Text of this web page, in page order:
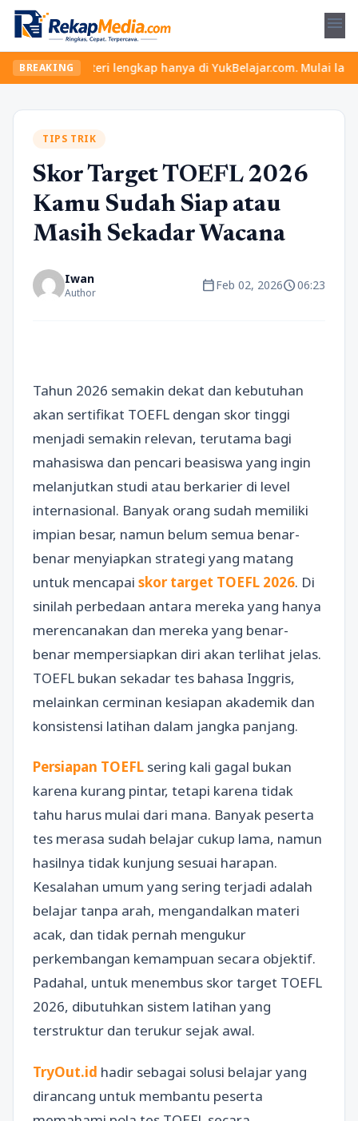
menu
BREAKING
dan materi lengkap hanya di YukBelajar.com. Mulai
TIPS TRIK
Skor Target TOEFL 2026
Kamu Sudah Siap atau
Masih Sekadar Wacana
Iwan
Author calendar_todayFeb 02, 2026schedule06:23
Tahun 2026 semakin dekat dan kebutuhan
akan sertifikat TOEFL dengan skor tinggi
menjadi semakin relevan, terutama bagi
mahasiswa dan pencari beasiswa yang ingin
melanjutkan studi atau berkarier di level
internasional. Banyak orang sudah memiliki
impian besar, namun belum semua benar-
benar menyiapkan strategi yang matang
untuk mencapai skor target TOEFL 2026. Di
sinilah perbedaan antara mereka yang hanya
merencanakan dan mereka yang benar-
benar mempersiapkan diri akan terlihat jelas.
TOEFL bukan sekadar tes bahasa Inggris,
melainkan cerminan kesiapan akademik dan
konsistensi latihan dalam jangka panjang.
Persiapan TOEFL sering kali gagal bukan
karena kurang pintar, tetapi karena tidak
tahu harus mulai dari mana. Banyak peserta
tes merasa sudah belajar cukup lama, namun
hasilnya tidak kunjung sesuai harapan.
Kesalahan umum yang sering terjadi adalah
belajar tanpa arah, mengandalkan materi
acak, dan tidak pernah mengukur
perkembangan kemampuan secara objektif.
Padahal, untuk menembus skor target TOEFL
2026, dibutuhkan sistem latihan yang
terstruktur dan terukur sejak awal.
TryOut.id hadir sebagai solusi belajar yang
dirancang untuk membantu peserta